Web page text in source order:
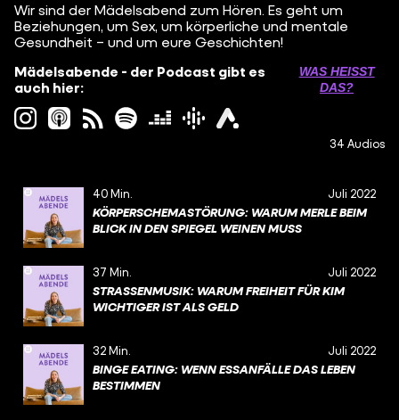
Wir sind der Mädelsabend zum Hören. Es geht um
Beziehungen, um Sex, um körperliche und mentale
Gesundheit – und um eure Geschichten!
Mädelsabende - der Podcast gibt es
auch hier:
WAS HEISST D
AS?
34 Audios
40 Min. Juli 2022
KÖRPERSCHEMASTÖRUNG: WARUM MERLE BEIM
BLICK IN DEN SPIEGEL WEINEN MUSS
37 Min. Juli 2022
STRASSENMUSIK: WARUM FREIHEIT FÜR KIM W
ICHTIGER IST ALS GELD
32 Min. Juli 2022
BINGE EATING: WENN ESSANFÄLLE DAS LEBEN
BESTIMMEN